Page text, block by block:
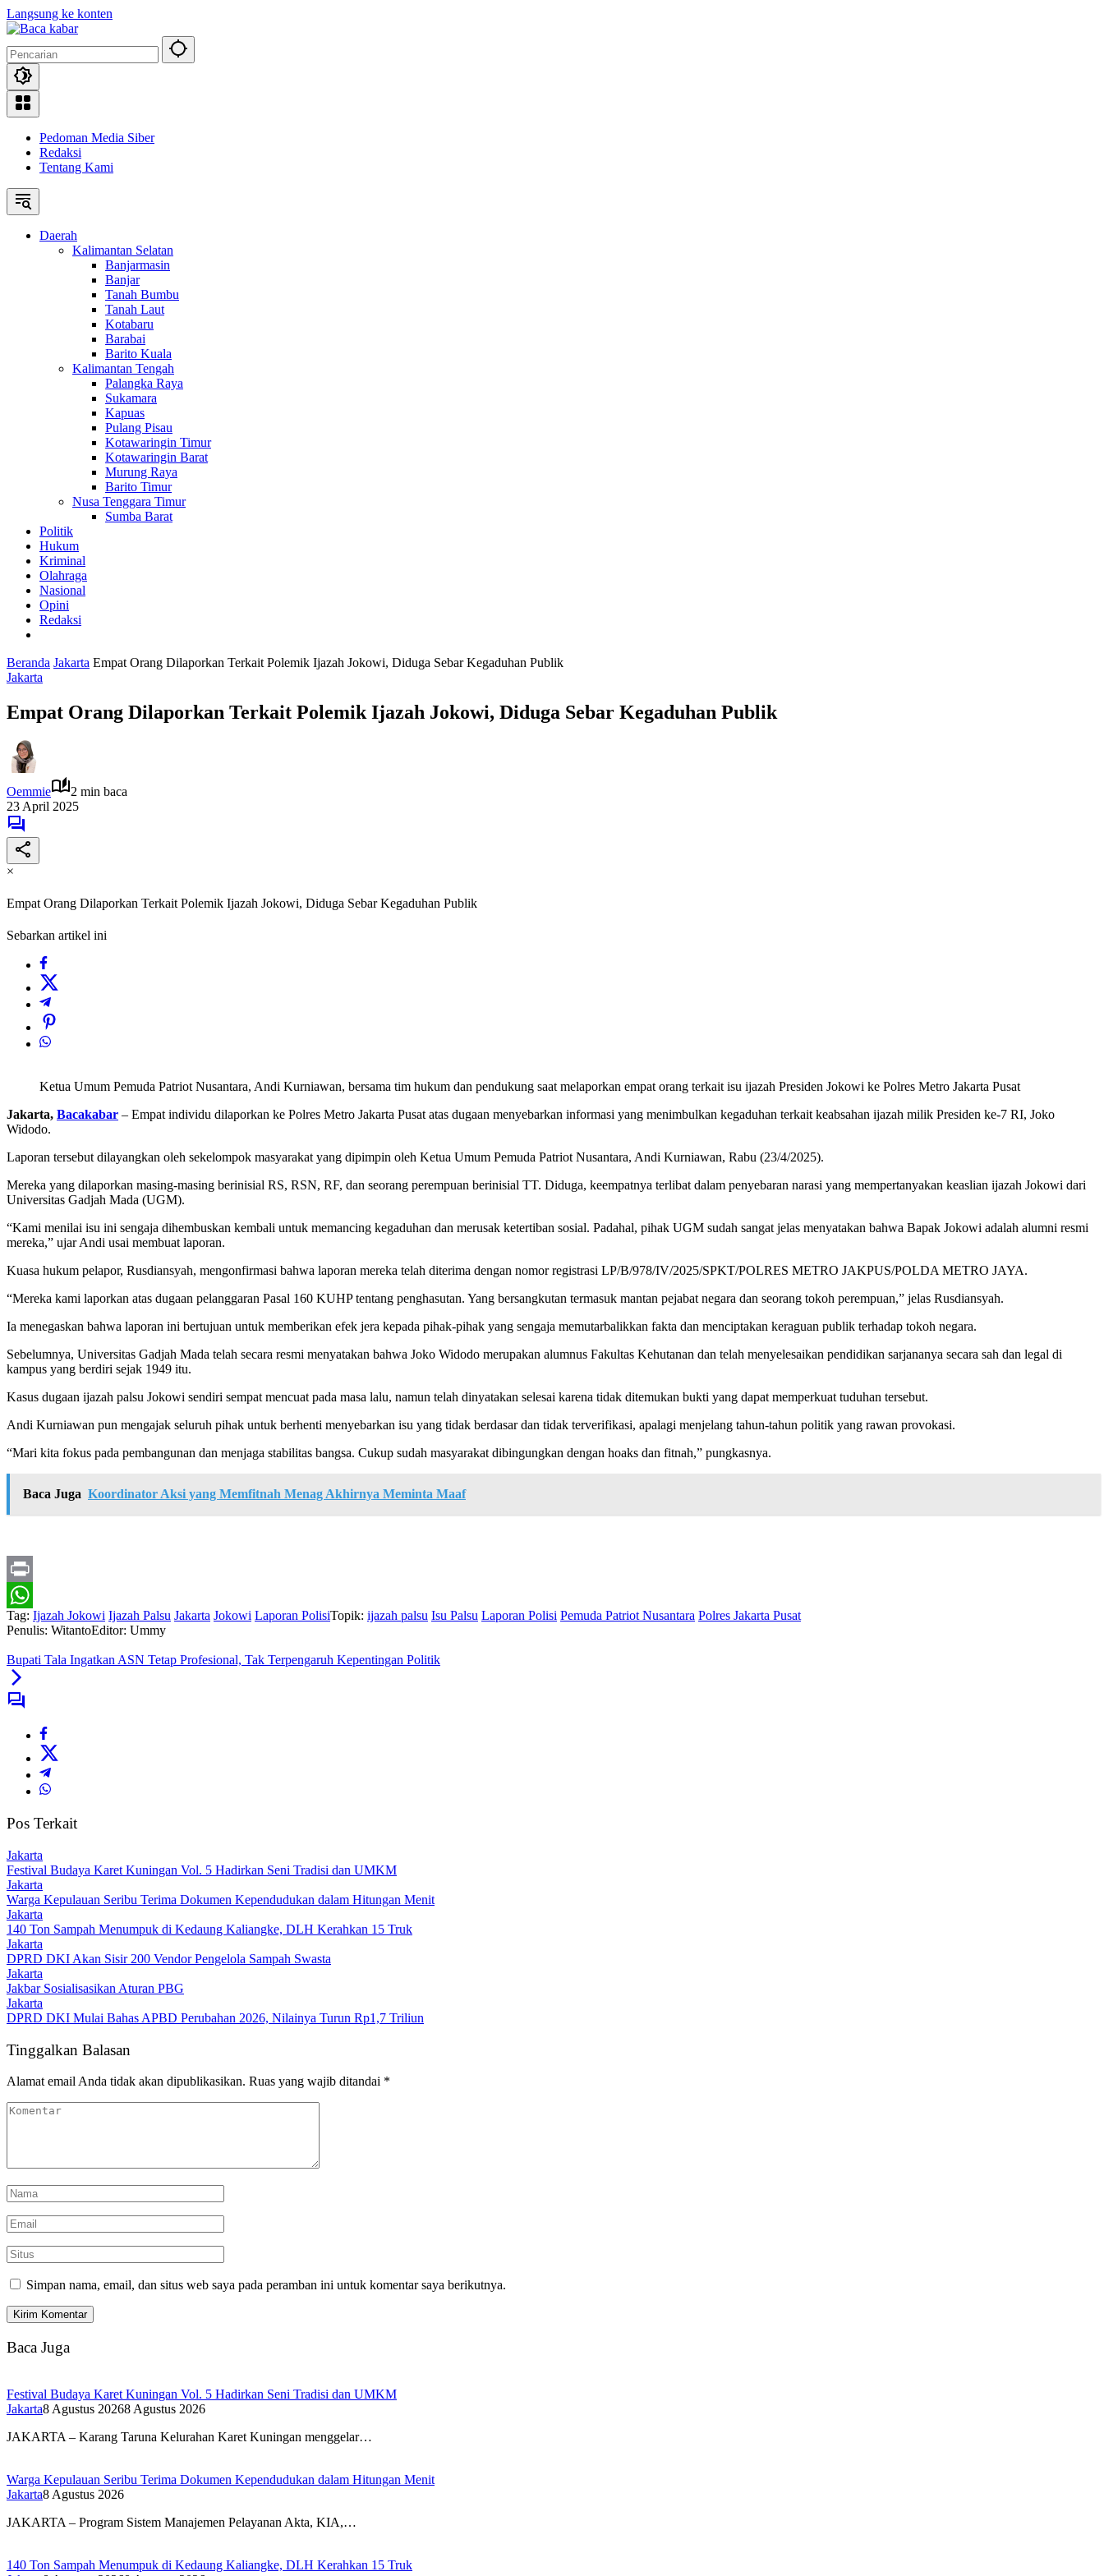
Langsung ke konten
Pedoman Media Siber
Redaksi
Tentang Kami
Daerah
Kalimantan Selatan
Banjarmasin
Banjar
Tanah Bumbu
Tanah Laut
Kotabaru
Barabai
Barito Kuala
Kalimantan Tengah
Palangka Raya
Sukamara
Kapuas
Pulang Pisau
Kotawaringin Timur
Kotawaringin Barat
Murung Raya
Barito Timur
Nusa Tenggara Timur
Sumba Barat
Politik
Hukum
Kriminal
Olahraga
Nasional
Opini
Redaksi
Beranda Jakarta Empat Orang Dilaporkan Terkait Polemik Ijazah Jokowi, Diduga Sebar Kegaduhan Publik
Jakarta
Empat Orang Dilaporkan Terkait Polemik Ijazah Jokowi, Diduga Sebar Kegaduhan Publik
Oemmie
2 min baca
23 April 2025
×
Empat Orang Dilaporkan Terkait Polemik Ijazah Jokowi, Diduga Sebar Kegaduhan Publik
Sebarkan artikel ini
Ketua Umum Pemuda Patriot Nusantara, Andi Kurniawan, bersama tim hukum dan pendukung saat melaporkan empat orang terkait isu ijazah Presiden Jokowi ke Polres Metro Jakarta Pusat
Jakarta, Bacakabar – Empat individu dilaporkan ke Polres Metro Jakarta Pusat atas dugaan menyebarkan informasi yang menimbulkan kegaduhan terkait keabsahan ijazah milik Presiden ke-7 RI, Joko
Widodo.
Laporan tersebut dilayangkan oleh sekelompok masyarakat yang dipimpin oleh Ketua Umum Pemuda Patriot Nusantara, Andi Kurniawan, Rabu (23/4/2025).
Mereka yang dilaporkan masing-masing berinisial RS, RSN, RF, dan seorang perempuan berinisial TT. Diduga, keempatnya terlibat dalam penyebaran narasi yang mempertanyakan keaslian ijazah Jokowi dari
Universitas Gadjah Mada (UGM).
“Kami menilai isu ini sengaja dihembuskan kembali untuk memancing kegaduhan dan merusak ketertiban sosial. Padahal, pihak UGM sudah sangat jelas menyatakan bahwa Bapak Jokowi adalah alumni resmi
mereka,” ujar Andi usai membuat laporan.
Kuasa hukum pelapor, Rusdiansyah, mengonfirmasi bahwa laporan mereka telah diterima dengan nomor registrasi LP/B/978/IV/2025/SPKT/POLRES METRO JAKPUS/POLDA METRO JAYA.
“Mereka kami laporkan atas dugaan pelanggaran Pasal 160 KUHP tentang penghasutan. Yang bersangkutan termasuk mantan pejabat negara dan seorang tokoh perempuan,” jelas Rusdiansyah.
Ia menegaskan bahwa laporan ini bertujuan untuk memberikan efek jera kepada pihak-pihak yang sengaja memutarbalikkan fakta dan menciptakan keraguan publik terhadap tokoh negara.
Sebelumnya, Universitas Gadjah Mada telah secara resmi menyatakan bahwa Joko Widodo merupakan alumnus Fakultas Kehutanan dan telah menyelesaikan pendidikan sarjananya secara sah dan legal di
kampus yang berdiri sejak 1949 itu.
Kasus dugaan ijazah palsu Jokowi sendiri sempat mencuat pada masa lalu, namun telah dinyatakan selesai karena tidak ditemukan bukti yang dapat memperkuat tuduhan tersebut.
Andi Kurniawan pun mengajak seluruh pihak untuk berhenti menyebarkan isu yang tidak berdasar dan tidak terverifikasi, apalagi menjelang tahun-tahun politik yang rawan provokasi.
“Mari kita fokus pada pembangunan dan menjaga stabilitas bangsa. Cukup sudah masyarakat dibingungkan dengan hoaks dan fitnah,” pungkasnya.
Baca Juga Koordinator Aksi yang Memfitnah Menag Akhirnya Meminta Maaf
Print
WhatsApp
Tag: Ijazah Jokowi Ijazah Palsu Jakarta Jokowi Laporan PolisiTopik: ijazah palsu Isu Palsu Laporan Polisi Pemuda Patriot Nusantara Polres Jakarta Pusat
Penulis: WitantoEditor: Ummy
Bupati Tala Ingatkan ASN Tetap Profesional, Tak Terpengaruh Kepentingan Politik
Pos Terkait
Jakarta
Festival Budaya Karet Kuningan Vol. 5 Hadirkan Seni Tradisi dan UMKM
Jakarta
Warga Kepulauan Seribu Terima Dokumen Kependudukan dalam Hitungan Menit
Jakarta
140 Ton Sampah Menumpuk di Kedaung Kaliangke, DLH Kerahkan 15 Truk
Jakarta
DPRD DKI Akan Sisir 200 Vendor Pengelola Sampah Swasta
Jakarta
Jakbar Sosialisasikan Aturan PBG
Jakarta
DPRD DKI Mulai Bahas APBD Perubahan 2026, Nilainya Turun Rp1,7 Triliun
Tinggalkan Balasan
Alamat email Anda tidak akan dipublikasikan. Ruas yang wajib ditandai *
Simpan nama, email, dan situs web saya pada peramban ini untuk komentar saya berikutnya.
Baca Juga
Festival Budaya Karet Kuningan Vol. 5 Hadirkan Seni Tradisi dan UMKM
Jakarta8 Agustus 20268 Agustus 2026
JAKARTA – Karang Taruna Kelurahan Karet Kuningan menggelar…
Warga Kepulauan Seribu Terima Dokumen Kependudukan dalam Hitungan Menit
Jakarta8 Agustus 2026
JAKARTA – Program Sistem Manajemen Pelayanan Akta, KIA,…
140 Ton Sampah Menumpuk di Kedaung Kaliangke, DLH Kerahkan 15 Truk